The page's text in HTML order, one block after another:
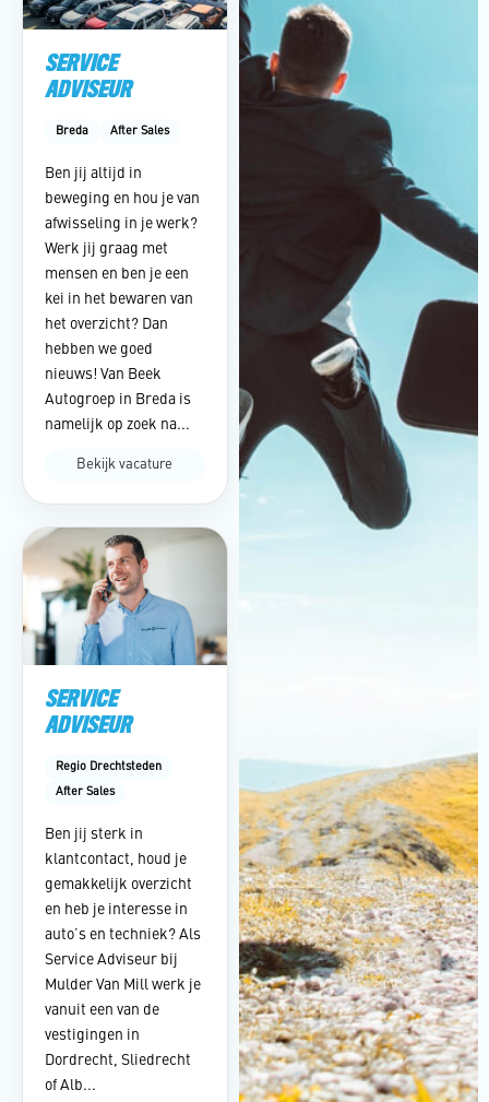
SERVICE
ADVISEUR
Breda After Sales
Ben jij altijd in
beweging en hou je van
afwisseling in je werk?
Werk jij graag met
mensen en ben je een
kei in het bewaren van
het overzicht? Dan
hebben we goed
nieuws! Van Beek
Autogroep in Breda is
namelijk op zoek na...
Bekijk vacature
SERVICE
ADVISEUR
Regio Drechtsteden
After Sales
Ben jij sterk in
klantcontact, houd je
gemakkelijk overzicht
en heb je interesse in
auto’s en techniek? Als
Service Adviseur bij
Mulder Van Mill werk je
vanuit een van de
vestigingen in
Dordrecht, Sliedrecht
of Alb...